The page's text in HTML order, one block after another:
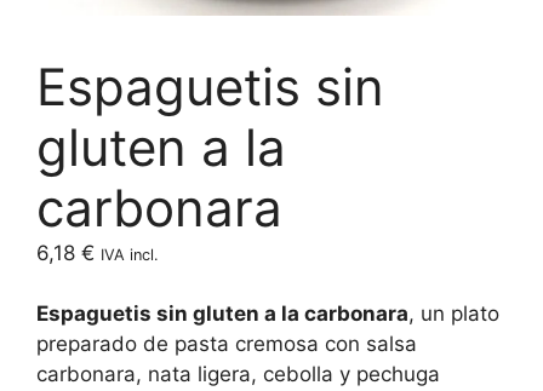
Espaguetis sin
gluten a la
carbonara
6,18 € IVA incl.
Espaguetis sin gluten a la carbonara, un plato
preparado de pasta cremosa con salsa
carbonara, nata ligera, cebolla y pechuga